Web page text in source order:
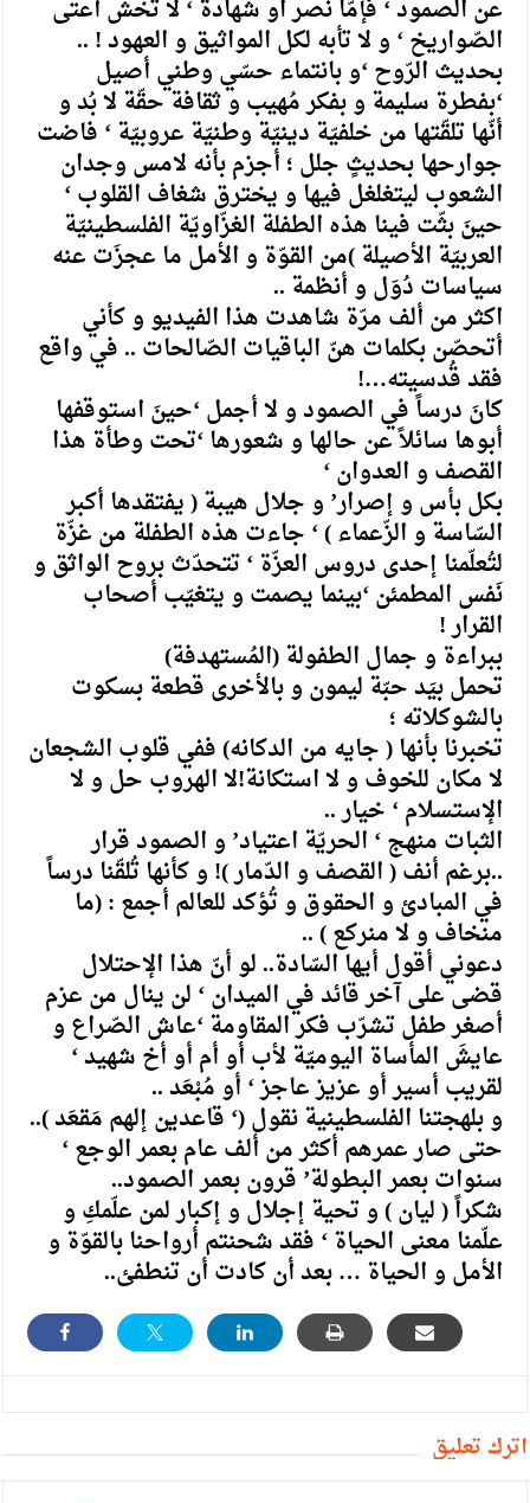
عن الصمود ‘ فإمّا نصر او شهادة ‘ لا تخشَ أعتى
الصّواريخ ‘ و لا تأبه لكل المواثيق و العهود ! ..
بحديث الرّوح ‘و بانتماء حسّي وطني أصيل
‘بفطرة سليمة و بفكر مُهيب و ثقافة حقّة لا بُد و
أنّها تلقّتها من خلفيّة دينيّة وطنيّة عروبيّة ‘ فاضت
جوارحها بحديثٍ جلل ؛ أجزم بأنه لامس وجدان
الشعوب ليتغلغل فيها و يخترق شغاف القلوب ‘
حينَ بثّت فينا هذه الطفلة الغزّاويّة الفلسطينيّة
العربيّة الأصيلة )من القوّة و الأمل ما عجزَت عنه
سياسات دُوَل و أنظمة ..
اكثر من ألف مرّة شاهدت هذا الفيديو و كأني
أتحصّن بكلمات هنّ الباقيات الصّالحات .. في واقع
فقد قُدسيته…!
كانَ درساً في الصمود و لا أجمل ‘حينَ استوقفها
أبوها سائلاً عن حالها و شعورها ‘تحت وطأة هذا
القصف و العدوان ‘
بكل بأس و إصرار’ و جلال هيبة ( يفتقدها أكبر
السّاسة و الزّعماء ) ‘ جاءت هذه الطفلة من غزّة
لتُعلّمنا إحدى دروس العزّة ‘ تتحدّث بروح الواثق و
نَفس المطمئن ‘بينما يصمت و يتغيّب أصحاب
القرار !
ببراءة و جمال الطفولة (المُستهدفة)
تحمل بيَد حبّة ليمون و بالأخرى قطعة بسكوت
بالشوكلاته ؛
تخبرنا بأنها ( جايه من الدكانه) ففي قلوب الشجعان
لا مكان للخوف و لا استكانة!لا الهروب حل و لا
الإستسلام ‘ خيار ..
الثبات منهج ‘ الحريّة اعتياد’ و الصمود قرار
..برغم أنف ( القصف و الدّمار )! و كأنها تُلقّنا درساً
في المبادئ و الحقوق و تُؤكد للعالم أجمع : (ما
منخاف و لا منركع ) ..
دعوني أقول أيها السّادة.. لو أنّ هذا الإحتلال
قضى على آخر قائد في الميدان ‘ لن ينال من عزم
أصغر طفل تشرّب فكر المقاومة ‘عاش الصّراع و
عايشَ المأساة اليوميّة لأب أو أم أو أخ شهيد ‘
لقريب أسير أو عزيز عاجز ‘ أو مُبْعَد ..
و بلهجتنا الفلسطينية نقول (‘ قاعدين إلهم مَقعَد )..
حتى صار عمرهم أكثر من ألف عام بعمر الوجع ‘
سنوات بعمر البطولة’ قرون بعمر الصمود..
شكراً ( ليان ) و تحية إجلال و إكبار لمن علّمكِ و
علّمنا معنى الحياة ‘ فقد شحنتم أرواحنا بالقوّة و
الأمل و الحياة … بعد أن كادت أن تنطفئ..
أترك تعليق